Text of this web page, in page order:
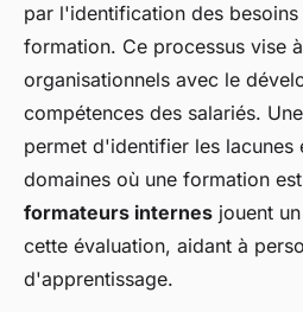
par l'identification des
formation. Ce processus vise
organisationnels avec le
compétences des salariés.
permet d'identifier les lacunes
domaines où une formation
formateurs internes jouent
cette évaluation, aidant à
d'apprentissage.